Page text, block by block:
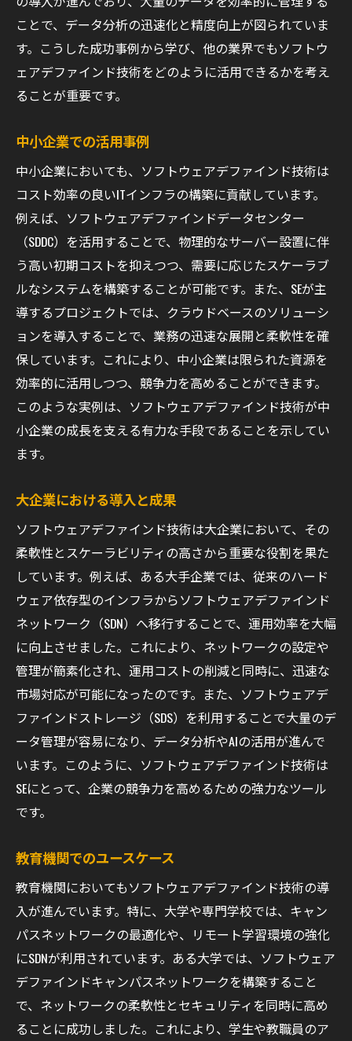
ことで、データ分析の迅速化と精度向上が図られていま
す。こうした成功事例から学び、他の業界でもソフトウ
ェアデファインド技術をどのように活用できるかを考え
ることが重要です。
中小企業での活用事例
中小企業においても、ソフトウェアデファインド技術は
コスト効率の良いITインフラの構築に貢献しています。
例えば、ソフトウェアデファインドデータセンター
（SDDC）を活用することで、物理的なサーバー設置に伴
う高い初期コストを抑えつつ、需要に応じたスケーラブ
ルなシステムを構築することが可能です。また、SEが主
導するプロジェクトでは、クラウドベースのソリューシ
ョンを導入することで、業務の迅速な展開と柔軟性を確
保しています。これにより、中小企業は限られた資源を
効率的に活用しつつ、競争力を高めることができます。
このような実例は、ソフトウェアデファインド技術が中
小企業の成長を支える有力な手段であることを示してい
ます。
大企業における導入と成果
ソフトウェアデファインド技術は大企業において、その
柔軟性とスケーラビリティの高さから重要な役割を果た
しています。例えば、ある大手企業では、従来のハード
ウェア依存型のインフラからソフトウェアデファインド
ネットワーク（SDN）へ移行することで、運用効率を大幅
に向上させました。これにより、ネットワークの設定や
管理が簡素化され、運用コストの削減と同時に、迅速な
市場対応が可能になったのです。また、ソフトウェアデ
ファインドストレージ（SDS）を利用することで大量のデ
ータ管理が容易になり、データ分析やAIの活用が進んで
います。このように、ソフトウェアデファインド技術は
SEにとって、企業の競争力を高めるための強力なツール
です。
教育機関でのユースケース
教育機関においてもソフトウェアデファインド技術の導
入が進んでいます。特に、大学や専門学校では、キャン
パスネットワークの最適化や、リモート学習環境の強化
にSDNが利用されています。ある大学では、ソフトウェア
デファインドキャンパスネットワークを構築すること
で、ネットワークの柔軟性とセキュリティを同時に高め
ることに成功しました。これにより、学生や教職員のア